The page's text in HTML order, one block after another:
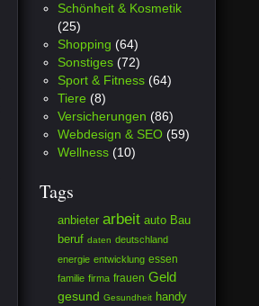
Schönheit & Kosmetik
(25)
Shopping (64)
Sonstiges (72)
Sport & Fitness (64)
Tiere (8)
Versicherungen (86)
Webdesign & SEO (59)
Wellness (10)
Tags
anbieter arbeit auto Bau
beruf daten deutschland
energie entwicklung essen
familie firma frauen Geld
gesund Gesundheit handy